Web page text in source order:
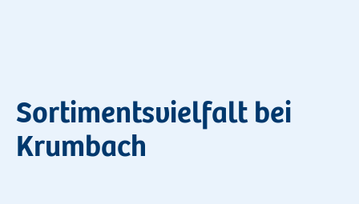
Sortimentsvielfalt bei
Krumbach